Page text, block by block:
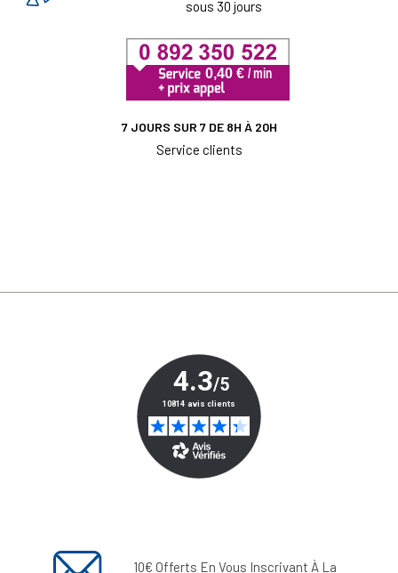
sous 30 jours
7 JOURS SUR 7 DE 8H À 20H
Service clients
10€ Offerts En Vous Inscrivant À La